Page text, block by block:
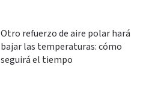
Otro refuerzo de aire polar hará
bajar las temperaturas: cómo
seguirá el tiempo